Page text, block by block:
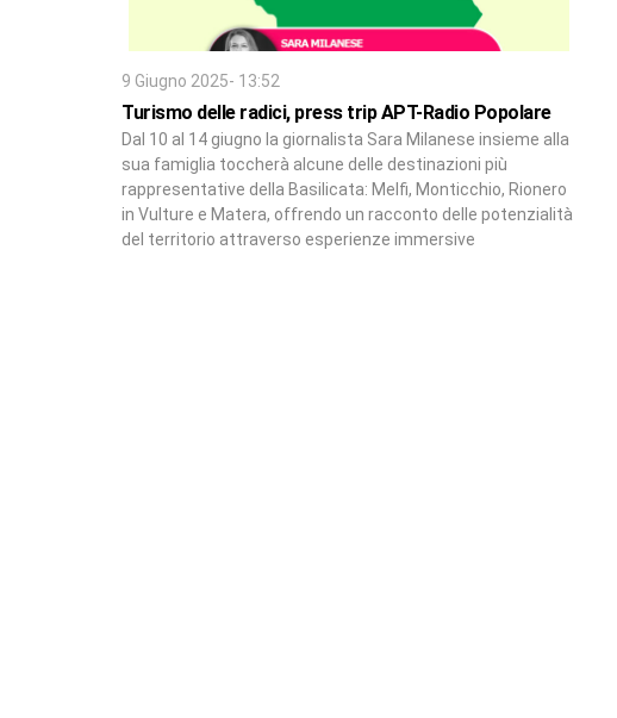
9 Giugno 2025- 13:52
Turismo delle radici, press trip APT-Radio Popolare
Dal 10 al 14 giugno la giornalista Sara Milanese insieme alla
sua famiglia toccherà alcune delle destinazioni più
rappresentative della Basilicata: Melfi, Monticchio, Rionero
in Vulture e Matera, offrendo un racconto delle potenzialità
del territorio attraverso esperienze immersive